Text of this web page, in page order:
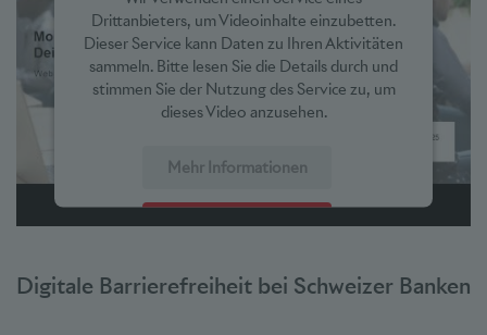
Drittanbieters, um Videoinhalte einzubetten.
Dieser Service kann Daten zu Ihren Aktivitäten
sammeln. Bitte lesen Sie die Details durch und
stimmen Sie der Nutzung des Service zu, um
dieses Video anzusehen.
Mehr Informationen
Akzeptieren
powered by Usercentrics Consent Management Platform
Digitale Barrierefreiheit bei Schweizer Banken